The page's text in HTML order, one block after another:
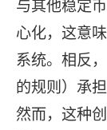
与其他稳定
心化，这意
系统。相反
的规则）承
然而，这种